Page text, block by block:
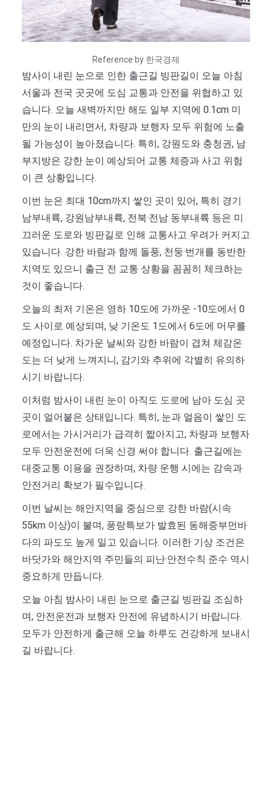
Reference by 한국경제
밤사이 내린 눈으로 인한 출근길 빙판길이 오늘 아침
서울과 전국 곳곳에 도심 교통과 안전을 위협하고 있
습니다. 오늘 새벽까지만 해도 일부 지역에 0.1cm 미
만의 눈이 내리면서, 차량과 보행자 모두 위험에 노출
될 가능성이 높아졌습니다. 특히, 강원도와 충청권, 남
부지방은 강한 눈이 예상되어 교통 체증과 사고 위험
이 큰 상황입니다.
이번 눈은 최대 10cm까지 쌓인 곳이 있어, 특히 경기
남부내륙, 강원남부내륙, 전북·전남 동부내륙 등은 미
끄러운 도로와 빙판길로 인해 교통사고 우려가 커지고
있습니다. 강한 바람과 함께 돌풍, 천둥·번개를 동반한
지역도 있으니 출근 전 교통 상황을 꼼꼼히 체크하는
것이 좋습니다.
오늘의 최저 기온은 영하 10도에 가까운 -10도에서 0
도 사이로 예상되며, 낮 기온도 1도에서 6도에 머무를
예정입니다. 차가운 날씨와 강한 바람이 겹쳐 체감온
도는 더 낮게 느껴지니, 감기와 추위에 각별히 유의하
시기 바랍니다.
이처럼 밤사이 내린 눈이 아직도 도로에 남아 도심 곳
곳이 얼어붙은 상태입니다. 특히, 눈과 얼음이 쌓인 도
로에서는 가시거리가 급격히 짧아지고, 차량과 보행자
모두 안전운전에 더욱 신경 써야 합니다. 출근길에는
대중교통 이용을 권장하며, 차량 운행 시에는 감속과
안전거리 확보가 필수입니다.
이번 날씨는 해안지역을 중심으로 강한 바람(시속
55km 이상)이 불며, 풍랑특보가 발효된 동해중부먼바
다의 파도도 높게 일고 있습니다. 이러한 기상 조건은
바닷가와 해안지역 주민들의 피난·안전수칙 준수 역시
중요하게 만듭니다.
오늘 아침 밤사이 내린 눈으로 출근길 빙판길 조심하
며, 안전운전과 보행자 안전에 유념하시기 바랍니다.
모두가 안전하게 출근해 오늘 하루도 건강하게 보내시
길 바랍니다.